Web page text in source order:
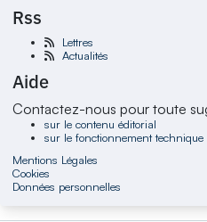
Rss
Lettres
Actualités
Aide
Contactez-nous pour toute
sur le contenu éditorial
sur le fonctionnement technique
Mentions Légales
Cookies
Données personnelles